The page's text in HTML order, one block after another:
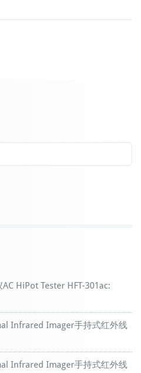
HiPot Tester HFT-301ac:
Infrared Imager手持式红外线
Infrared Imager手持式红外线